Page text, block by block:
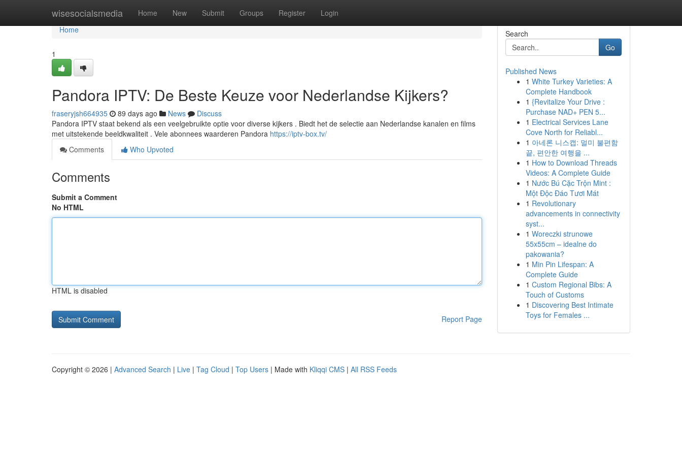
wisesocialsmedia Home New Submit Groups Register Login
Home
Home
1
Pandora IPTV: De Beste Keuze voor Nederlandse Kijkers?
fraseryjsh664935 89 days ago News
Discuss
Pandora IPTV staat bekend als een veelgebruikte optie voor diverse kijkers . Biedt het de selectie aan Nederlandse kanalen en films
met uitstekende beeldkwaliteit . Vele abonnees waarderen Pandora https://iptv-box.tv/
Comments
Who Upvoted
Comments
Submit a Comment
No HTML
HTML is disabled
Report Page
Search
Go
Published News
1 White Turkey Varieties: A
Complete Handbook
1 {Revitalize Your Drive :
Purchase NAD+ PEN 5...
1 Electrical Services Lane
Cove North for Reliabl...
1 아네론 니스캡: 멀미 불편함
끝, 편안한 여행을 ...
1 How to Download Threads
Videos: A Complete Guide
1 Nước Bú Cặc Trộn Mint :
Một Độc Đáo Tươi Mát
1 Revolutionary
advancements in connectivity
syst...
1 Woreczki strunowe
55x55cm – idealne do
pakowania?
1 Min Pin Lifespan: A
Complete Guide
1 Custom Regional Bibs: A
Touch of Customs
1 Discovering Best Intimate
Toys for Females ...
Copyright © 2026 | Advanced Search | Live | Tag Cloud | Top Users | Made with Kliqqi CMS | All RSS Feeds